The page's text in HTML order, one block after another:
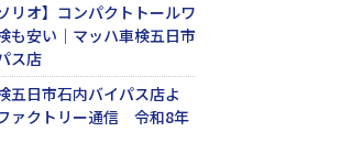
リオ】コンパクトトールワ
も安い｜マッハ車検五日市
ス店
五日市石内バイパス店よ
ァクトリー通信 令和8年